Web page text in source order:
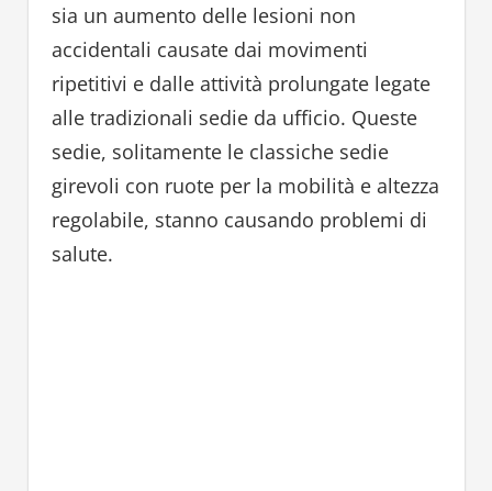
sia un aumento delle lesioni non
accidentali causate dai movimenti
ripetitivi e dalle attività prolungate legate
alle tradizionali sedie da ufficio. Queste
sedie, solitamente le classiche sedie
girevoli con ruote per la mobilità e altezza
regolabile, stanno causando problemi di
salute.